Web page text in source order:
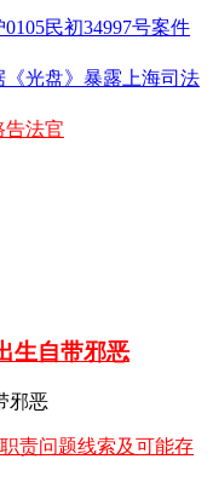
民初34997号案件
光盘》暴露上海司法
法官
生自带邪恶
邪恶
责问题线索及可能存